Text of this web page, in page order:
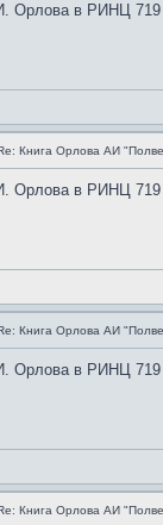
Орлова в РИНЦ 719
Книга Орлова АИ
Орлова в РИНЦ 719
Книга Орлова АИ
Орлова в РИНЦ 719
Книга Орлова АИ